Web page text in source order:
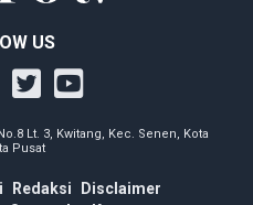
US
Lt. 3, Kwitang, Kec. Senen, Kota
Pusat
Redaksi
Disclaimer